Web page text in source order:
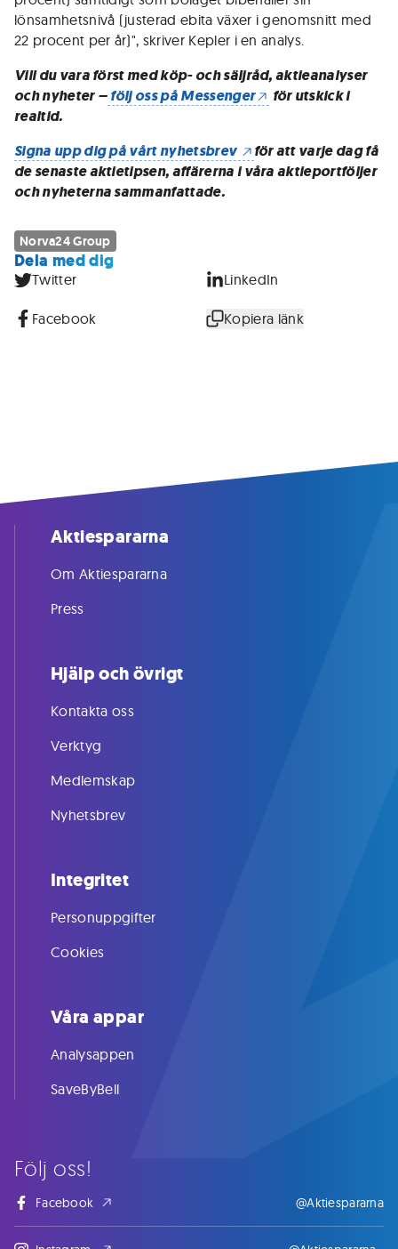
lönsamhetsnivå (justerad ebita växer i genomsnitt med
22 procent per år)", skriver Kepler i en analys.
Vill du vara först med köp- och säljråd, aktieanalyser
och nyheter –följ oss på Messenger
för utskick i
realtid.
Signa upp dig på vårt nyhetsbrev
för att varje dag få
de senaste aktietipsen, affärerna i våra aktieportföljer
och nyheterna sammanfattade.
Norva24 Group
Dela med dig
Twitter LinkedIn
Facebook Kopiera länk
Följ oss!
Facebook @Aktiespararna
Aktiespararna
Om Aktiespararna
Press
Hjälp och övrigt
Kontakta oss
Verktyg
Medlemskap
Nyhetsbrev
Integritet
Personuppgifter
Cookies
Våra appar
Analysappen
SaveByBell